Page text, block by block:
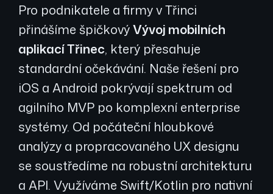
Pro podnikatele a firmy v Třinci
přinášíme špičkovýVývoj mobilních
aplikací Třinec, který přesahuje
standardní očekávání. Naše řešení pro
iOS a Android pokrývají spektrum od
agilního MVP po komplexní enterprise
systémy. Od počáteční hloubkové
analýzy a propracovaného UX designu
se soustředíme na robustní architekturu
a API. Využíváme Swift/Kotlin pro nativní